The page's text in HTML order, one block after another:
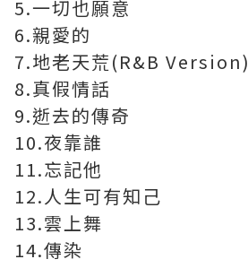
5.一切也願意
6.親愛的
7.地老天荒(R&B Version)
8.真假情話
9.逝去的傳奇
10.夜靠誰
11.忘記他
12.人生可有知己
13.雲上舞
14.傳染